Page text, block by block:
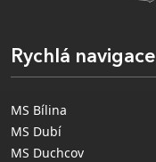
Rychlá navigace
MS Bílina
MS Dubí
MS Duchcov